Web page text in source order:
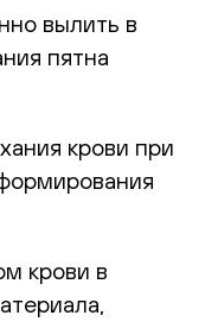
вылить в
пятна
крови при
крови в